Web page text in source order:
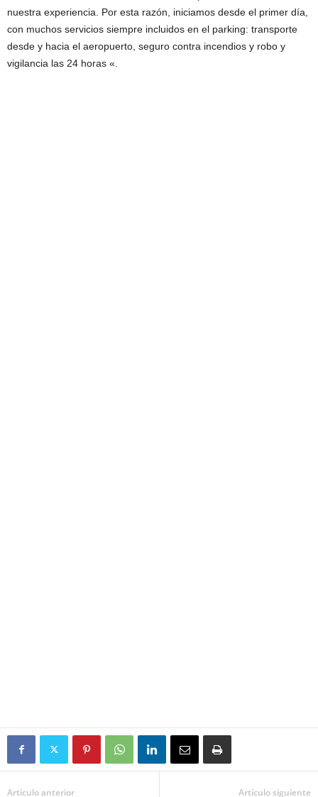
nuestra experiencia. Por esta razón, iniciamos desde el primer día,
con muchos servicios siempre incluidos en el parking: transporte
desde y hacia el aeropuerto, seguro contra incendios y robo y
vigilancia las 24 horas «.
Artículo anterior Artículo siguiente